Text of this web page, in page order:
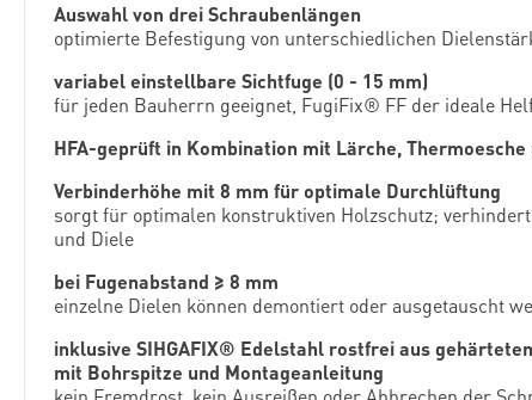
Auswahl von drei Schraubenlängen
optimierte Befestigung von unterschiedlichen
variabel einstellbare Sichtfuge (0 - 15 mm)
für jeden Bauherrn geeignet, FugiFix® FF der ideale
HFA-geprüft in Kombination mit Lärche, Thermoesche
Verbinderhöhe mit 8 mm für optimale Durchlüftung
sorgt für optimalen konstruktiven Holzschutz;
und Diele
bei Fugenabstand ≥ 8 mm
einzelne Dielen können demontiert oder ausgetauscht
inklusive SIHGAFIX® Edelstahl rostfrei aus
mit Bohrspitze und Montageanleitung